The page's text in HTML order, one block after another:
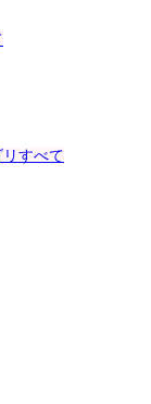
すべて